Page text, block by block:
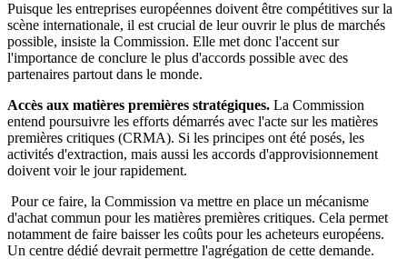
Puisque les entreprises européennes doivent être compétitives sur la
scène internationale, il est crucial de leur ouvrir le plus de marchés
possible, insiste la Commission. Elle met donc l'accent sur
l'importance de conclure le plus d'accords possible avec des
partenaires partout dans le monde.
Accès aux matières premières stratégiques. La Commission
entend poursuivre les efforts démarrés avec l'acte sur les matières
premières critiques (CRMA). Si les principes ont été posés, les
activités d'extraction, mais aussi les accords d'approvisionnement
doivent voir le jour rapidement.
Pour ce faire, la Commission va mettre en place un mécanisme
d'achat commun pour les matières premières critiques. Cela permet
notamment de faire baisser les coûts pour les acheteurs européens.
Un centre dédié devrait permettre l'agrégation de cette demande.